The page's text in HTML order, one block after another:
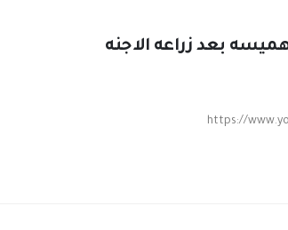
بعد زراعه الاجنه
https://